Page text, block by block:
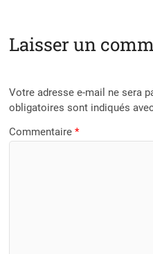
Laisser un
Votre adresse e-mail ne sera
obligatoires sont indiqués
Commentaire*